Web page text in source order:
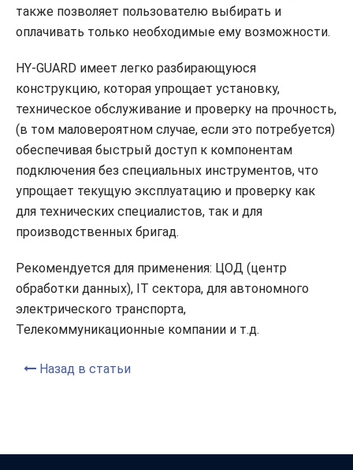
также позволяет пользователю выбирать и
оплачивать только необходимые ему возможности.
HY-GUARD имеет легко разбирающуюся
конструкцию, которая упрощает установку,
техническое обслуживание и проверку на прочность,
(в том маловероятном случае, если это потребуется)
обеспечивая быстрый доступ к компонентам
подключения без специальных инструментов, что
упрощает текущую эксплуатацию и проверку как
для технических специалистов, так и для
производственных бригад.
Рекомендуется для применения: ЦОД (центр
обработки данных), IT сектора, для автономного
электрического транспорта,
Телекоммуникационные компании и т.д.
Назад в статьи